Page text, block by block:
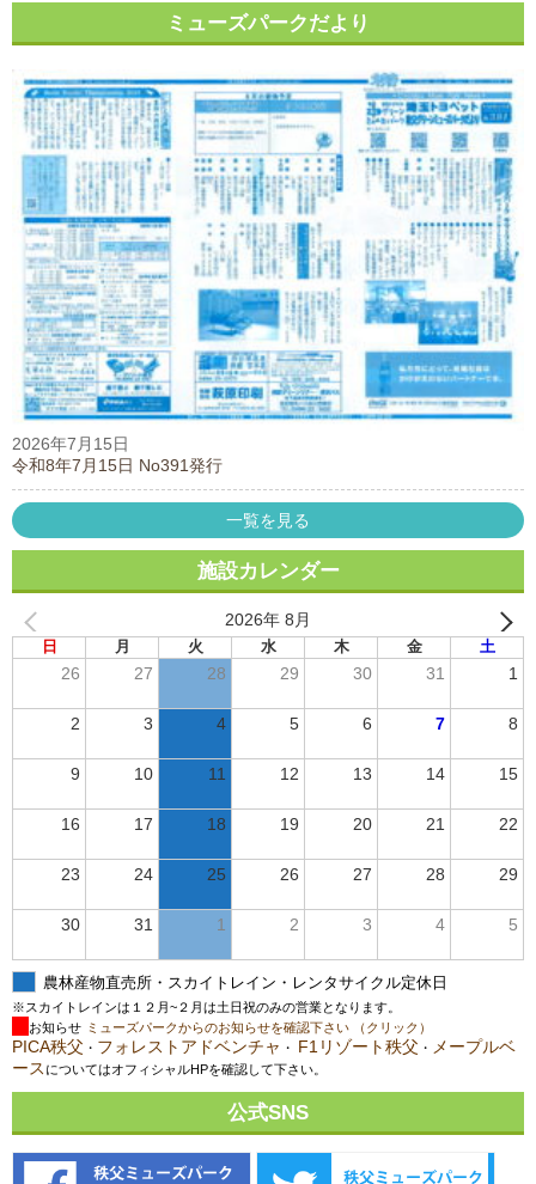
ミューズパークだより
2026年7月15日
令和8年7月15日 No391発行
一覧を見る
施設カレンダー
2026年 8月
日 月 火 水 木 金 土
26 27 28 29 30 31 1
2 3 4 5 6 7 8
9 10 11 12 13 14 15
16 17 18 19 20 21 22
23 24 25 26 27 28 29
30 31 1 2 3 4 5
農林産物直売所・スカイトレイン・レンタサイクル定休日
※スカイトレインは１２月~２月は土日祝のみの営業となります。
お知らせ ミューズパークからのお知らせを確認下さい （クリック）
PICA秩父 ・ フォレストアドベンチャ ・ F1リゾート秩父 ・ メープルベ
ース についてはオフィシャルHPを確認して下さい。
公式SNS